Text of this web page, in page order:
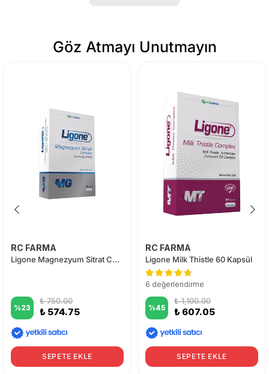
Göz Atmayı Unutmayın
RC FARMA
Ligone Magnezyum Sitrat Complex 60 Tablet
%23
₺ 750.00
₺ 574.75
SEPETE EKLE
RC FARMA
Ligone Milk Thistle 60 Kapsül
6 değerlendirme
%45
₺ 1,100.00
₺ 607.05
SEPETE EKLE